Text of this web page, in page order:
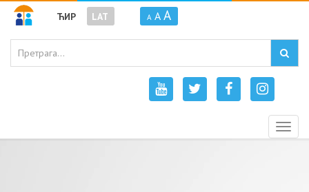
ЋИР LAT A A A